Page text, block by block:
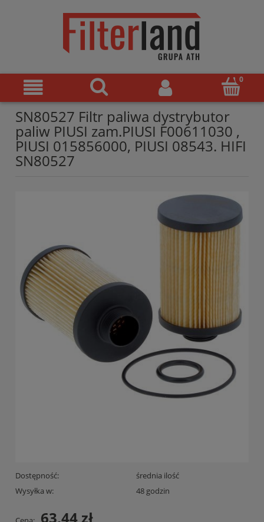
SN80527 Filtr paliwa dystrybutor
paliw PIUSI zam.PIUSI F00611030 ,
PIUSI 015856000, PIUSI 08543. HIFI
SN80527
Dostępność:
średnia ilość
Wysyłka w:
48 godzin
63,44 zł